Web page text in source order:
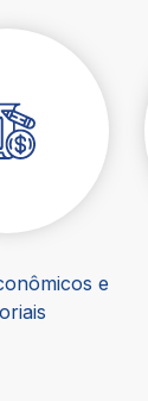
e